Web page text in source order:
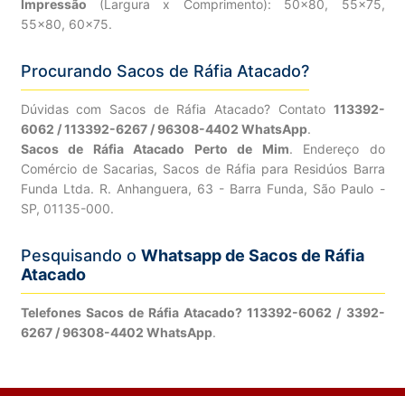
Impressão (Largura x Comprimento): 50×80, 55×75,
55×80, 60×75.
Procurando Sacos de Ráfia Atacado?
Dúvidas com Sacos de Ráfia Atacado? Contato 113392-
6062 / 113392-6267 / 96308-4402 WhatsApp.
Sacos de Ráfia Atacado Perto de Mim. Endereço do
Comércio de Sacarias, Sacos de Ráfia para Residúos Barra
Funda Ltda. R. Anhanguera, 63 - Barra Funda, São Paulo -
SP, 01135-000.
Pesquisando o Whatsapp de Sacos de Ráfia
Atacado
Telefones Sacos de Ráfia Atacado? 113392-6062 / 3392-
6267 / 96308-4402 WhatsApp.